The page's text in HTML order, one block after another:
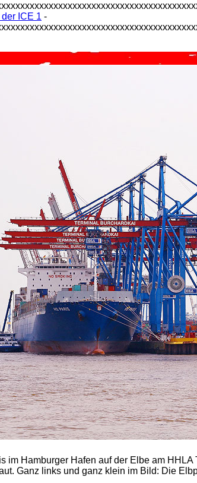
ICE 1 -
im Hamburger Hafen auf der Elbe am
Ganz links und ganz klein im Bild: Die